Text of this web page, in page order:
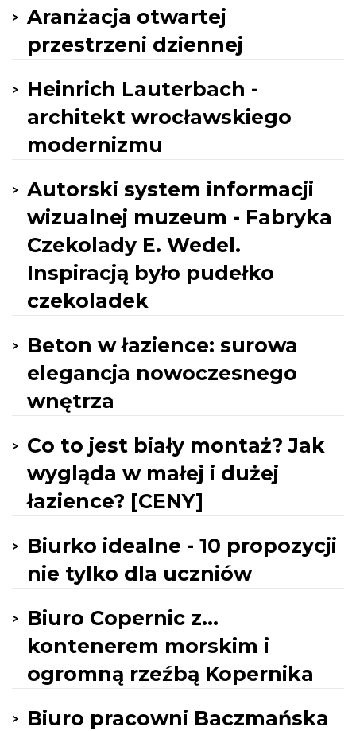
Aranżacja otwartej
przestrzeni dziennej
Heinrich Lauterbach -
architekt wrocławskiego
modernizmu
Autorski system informacji
wizualnej muzeum - Fabryka
Czekolady E. Wedel.
Inspiracją było pudełko
czekoladek
Beton w łazience: surowa
elegancja nowoczesnego
wnętrza
Co to jest biały montaż? Jak
wygląda w małej i dużej
łazience? [CENY]
Biurko idealne - 10 propozycji
nie tylko dla uczniów
Biuro Copernic z...
kontenerem morskim i
ogromną rzeźbą Kopernika
Biuro pracowni Baczmańska